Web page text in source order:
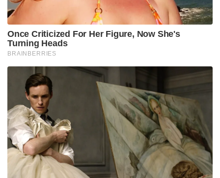
Once Criticized For Her Figure, Now She's
Turning Heads
BRAINBERRIES